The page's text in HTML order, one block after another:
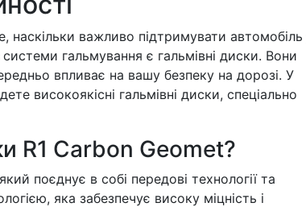
важливо підтримувати автомобіль
гальмування є гальмівні диски. Вони
впливає на вашу безпеку на дорозі. У
високоякісні гальмівні диски, спеціально
R1 Carbon Geomet?
поєднує в собі передові технології та
яка забезпечує високу міцність і